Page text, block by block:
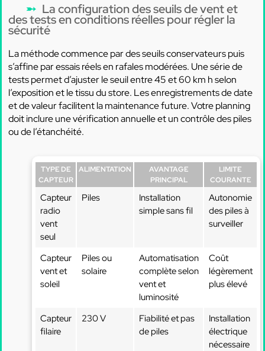
La configuration des seuils de vent et
des tests en conditions réelles pour régler la
sécurité
La méthode commence par des seuils conservateurs puis
s’affine par essais réels en rafales modérées. Une série de
tests permet d’ajuster le seuil entre 45 et 60 km h selon
l’exposition et le tissu du store. Les enregistrements de date
et de valeur facilitent la maintenance future. Votre planning
doit inclure une vérification annuelle et un contrôle des piles
ou de l’étanchéité.
TYPE DE
CAPTEUR
ALIMENTATION
AVANTAGE
PRINCIPAL
LIMITE
COURANTE
Capteur
radio
vent
seul
Piles
Installation
simple sans fil
Autonomie
des piles à
surveiller
Capteur
vent et
soleil
Piles ou
solaire
Automatisation
complète selon
vent et
luminosité
Coût
légèrement
plus élevé
Capteur
filaire
230 V
Fiabilité et pas
de piles
Installation
électrique
nécessaire